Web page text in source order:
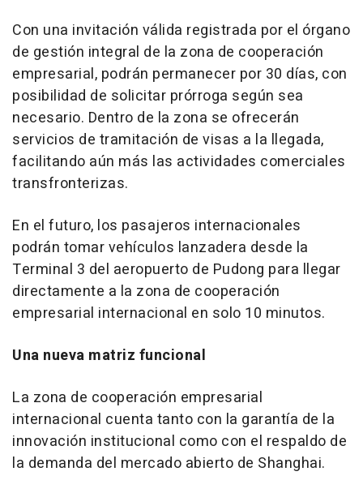
Con una invitación válida registrada por el órgano
de gestión integral de la zona de cooperación
empresarial, podrán permanecer por 30 días, con
posibilidad de solicitar prórroga según sea
necesario. Dentro de la zona se ofrecerán
servicios de tramitación de visas a la llegada,
facilitando aún más las actividades comerciales
transfronterizas.
En el futuro, los pasajeros internacionales
podrán tomar vehículos lanzadera desde la
Terminal 3 del aeropuerto de Pudong para llegar
directamente a la zona de cooperación
empresarial internacional en solo 10 minutos.
Una nueva matriz funcional
La zona de cooperación empresarial
internacional cuenta tanto con la garantía de la
innovación institucional como con el respaldo de
la demanda del mercado abierto de Shanghai.